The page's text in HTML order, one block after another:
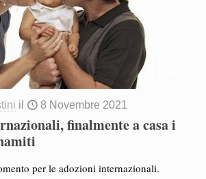
il 8 Novembre 2021
finalmente a casa i
per le adozioni internazionali.